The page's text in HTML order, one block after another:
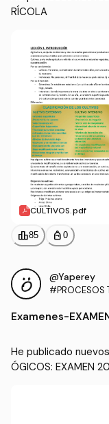
RÍCOLA
CULTIVOS.pdf
leaderboard85 personal_bag 0
@Yaperey
#PROCESOS
Examenes-
He publicado
ÓGICOS: EXAMEN